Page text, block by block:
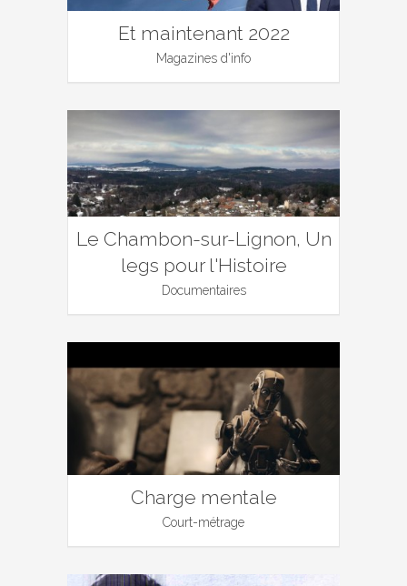
Et maintenant 2022
Magazines d'info
Le Chambon-sur-Lignon, Un
legs pour l'Histoire
Documentaires
Charge mentale
Court-métrage